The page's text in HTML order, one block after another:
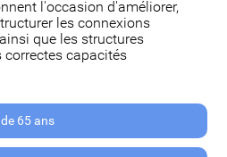
l'occasion d'améliorer,
les connexions
que les structures
correctes capacités
65 ans